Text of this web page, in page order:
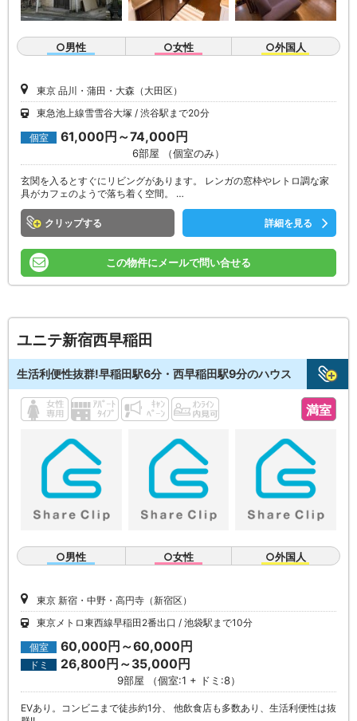
○男性 ○女性 ○外国人
東京 品川・蒲田・大森（大田区）
東急池上線雪雪谷大塚
渋谷駅まで20分
個室 61,000円～74,000円
6部屋 （個室のみ）
玄関を入るとすぐにリビングがあります。 レンガの窓枠やレトロ調な家
具がカフェのようで落ち着く空間。 …
クリップ 詳細を見る
この物件にメールで問い合せる
ユニテ新宿西早稲田
生活利便性抜群!早稲田駅6分・西早稲田駅9分のハウス
満室
○男性 ○女性 ○外国人
東京 新宿・中野・高円寺（新宿区）
東京メトロ東西線早稲田2番出口
池袋駅まで10分
個室 60,000円～60,000円
ドミ 26,800円～35,000円
9部屋 （個室:1 + ドミ:8）
EVあり。コンビニまで徒歩約1分、 他飲食店も多数あり、生活利便性は抜